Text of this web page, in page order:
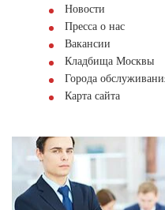
Новости
Пресса о нас
Вакансии
Кладбища Москвы
Города
Карта сайта